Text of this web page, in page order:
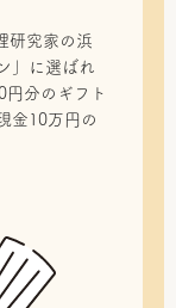
研究家の浜
」に選ばれ
円分のギフト
金10万円の